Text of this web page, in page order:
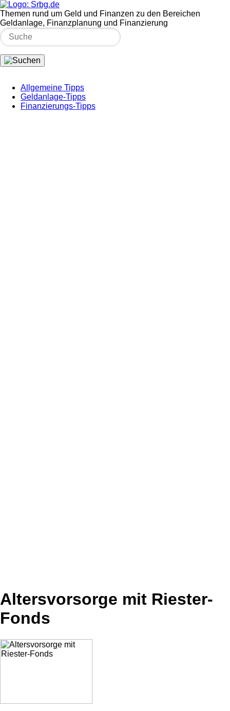
Themen rund um Geld und Finanzen zu den Bereichen
Geldanlage, Finanzplanung und Finanzierung
Allgemeine Tipps
Geldanlage-Tipps
Finanzierungs-Tipps
Altersvorsorge mit Riester-
Fonds